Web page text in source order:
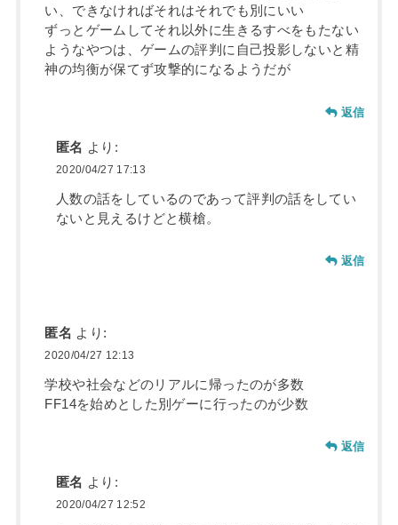
い、できなければそれはそれでも別にいい
ずっとゲームしてそれ以外に生きるすべをもたない
ようなやつは、ゲームの評判に自己投影しないと精
神の均衡が保てず攻撃的になるようだが
返信
匿名 より:
2020/04/27 17:13
人数の話をしているのであって評判の話をしてい
ないと見えるけどと横槍。
返信
匿名 より:
2020/04/27 12:13
学校や社会などのリアルに帰ったのが多数
FF14を始めとした別ゲーに行ったのが少数
返信
匿名 より:
2020/04/27 12:52